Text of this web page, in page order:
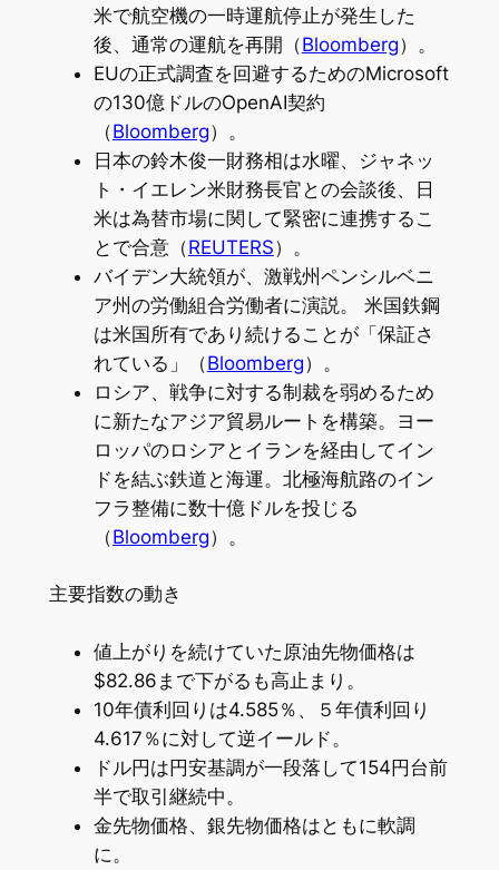
米で航空機の一時運航停止が発生した
後、通常の運航を再開（Bloomberg）。
EUの正式調査を回避するためのMicrosoft
の130億ドルのOpenAI契約
（Bloomberg）。
日本の鈴木俊一財務相は水曜、ジャネッ
ト・イエレン米財務長官との会談後、日
米は為替市場に関して緊密に連携するこ
とで合意（REUTERS）。
バイデン大統領が、激戦州ペンシルベニ
ア州の労働組合労働者に演説。 米国鉄鋼
は米国所有であり続けることが「保証さ
れている」（Bloomberg）。
ロシア、戦争に対する制裁を弱めるため
に新たなアジア貿易ルートを構築。ヨー
ロッパのロシアとイランを経由してイン
ドを結ぶ鉄道と海運。北極海航路のイン
フラ整備に数十億ドルを投じる
（Bloomberg）。
主要指数の動き
値上がりを続けていた原油先物価格は
$82.86まで下がるも高止まり。
10年債利回りは4.585％、５年債利回り
4.617％に対して逆イールド。
ドル円は円安基調が一段落して154円台前
半で取引継続中。
金先物価格、銀先物価格はともに軟調
に。